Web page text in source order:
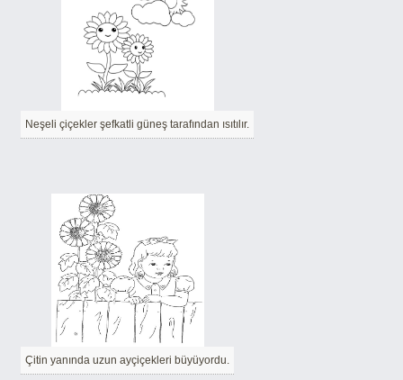
Neşeli çiçekler şefkatli güneş tarafından ısıtılır.
Çitin yanında uzun ayçiçekleri büyüyordu.